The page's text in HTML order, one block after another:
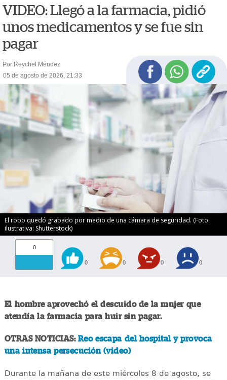
VIDEO: Llegó a la farmacia, pidió
unos medicamentos y se fue sin
pagar
Por Reychel Méndez
05 de agosto de 2026, 21:33
El robo quedó grabado por medio de una cámara de seguridad. (Foto
ilustrativa: Shutterstock)
0
0 0 0 0
El hombre aprovechó el descuido de la mujer que
atendía la farmacia para huir sin pagar.
OTRAS NOTICIAS: Reo escapa del hospital y provoca
una intensa persecución (video)
Durante la mañana de este miércoles 8 de agosto, se